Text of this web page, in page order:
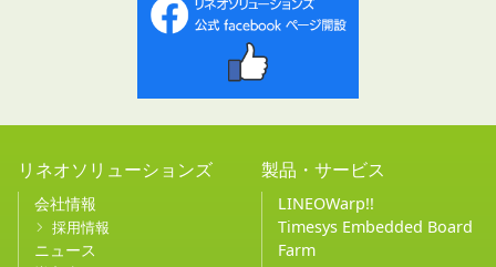
リネオソリューションズ
会社情報
採用情報
ニュース
製品・サービス
LINEOWarp!!
Timesys Embedded Board
Farm